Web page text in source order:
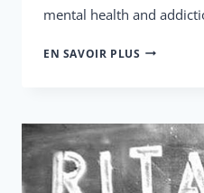
mental health and
EN SAVOIR PLUS LES
LONG
TERME
DU